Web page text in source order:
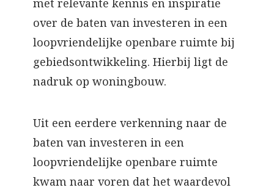
met relevante kennis en inspiratie
over de baten van investeren in een
loopvriendelijke openbare ruimte bij
gebiedsontwikkeling. Hierbij ligt de
nadruk op woningbouw.
Uit een eerdere verkenning naar de
baten van investeren in een
loopvriendelijke openbare ruimte
kwam naar voren dat het waardevol